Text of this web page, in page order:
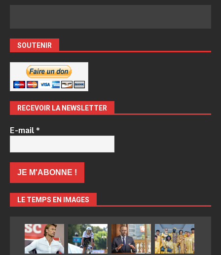
SOUTENIR
RECEVOIR LA NEWSLETTER
E-mail*
LE TEMPS EN IMAGES